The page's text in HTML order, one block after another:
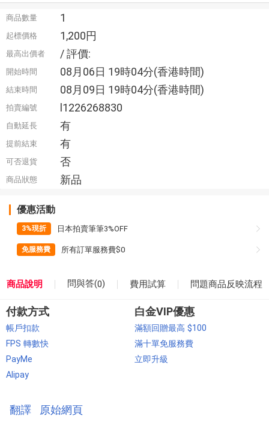
商品數量 1
起標價格 1,200円
最高出價者 / 評價:
開始時間 08月06日 19時04分(香港時間)
結束時間 08月09日 19時04分(香港時間)
拍賣編號 l1226268830
自動延長 有
提前結束 有
可否退貨 否
商品狀態 新品
優惠活動
3%現折 日本拍賣筆筆3%OFF
免服務費 所有訂單服務費$0
商品說明 問與答(0) 費用試算 問題商品反映流程
付款方式
帳戶扣款
FPS 轉數快
PayMe
Alipay
白金VIP優惠
滿額回贈最高 $100
滿十單免服務費
立即升級
翻譯 原始網頁